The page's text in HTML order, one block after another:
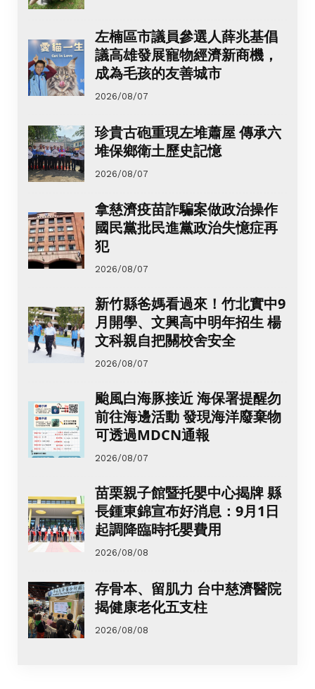
左楠區市議員參選人薛兆基倡
議高雄發展寵物經濟新商機，
成為毛孩的友善城市
2026/08/07
珍貴古砲重現左堆蕭屋 傳承六
堆保鄉衛土歷史記憶
2026/08/07
拿慈濟疫苗詐騙案做政治操作
國民黨批民進黨政治失憶症再
犯
2026/08/07
新竹縣爸媽看過來！竹北實中9
月開學、文興高中明年招生 楊
文科親自把關校舍安全
2026/08/07
颱風白海豚接近 海保署提醒勿
前往海邊活動 發現海洋廢棄物
可透過MDCN通報
2026/08/07
苗栗親子館暨托嬰中心揭牌 縣
長鍾東錦宣布好消息：9月1日
起調降臨時托嬰費用
2026/08/08
存骨本、留肌力 台中慈濟醫院
揭健康老化五支柱
2026/08/08